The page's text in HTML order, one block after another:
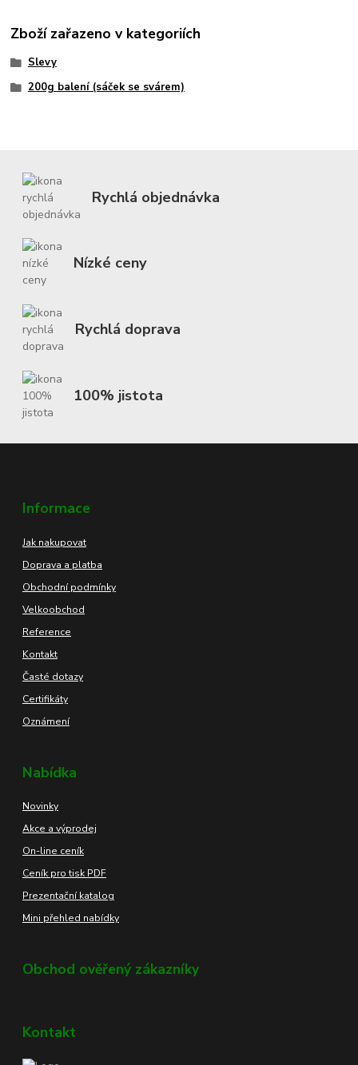
Zboží zařazeno v kategoriích
Slevy
200g balení (sáček se svárem)
Rychlá objednávka
Nízké ceny
Rychlá doprava
100% jistota
Informace
Jak nakupovat
Doprava a platba
Obchodní podmínky
Velkoobchod
Reference
Kontakt
Časté dotazy
Certifikáty
Oznámení
Nabídka
Novinky
Akce a výprodej
On-line ceník
Ceník pro tisk PDF
Prezentační katalog
Mini přehled nabídky
Obchod ověřený zákazníky
Kontakt